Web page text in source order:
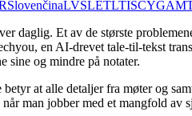
SlovenčinaLVSLETLTISCYGA
daglig. Et av de største
en AI-drevet tale-til-tekst
sine og mindre på notater.
at alle detaljer fra møter og
man jobber med et mangfold av